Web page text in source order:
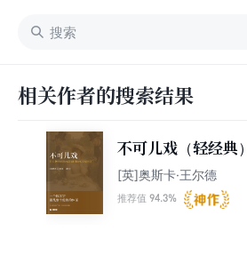
相关作者的搜索结果
不可儿戏（轻经典）
[英]奥斯卡·王尔德
推荐值 94.3%